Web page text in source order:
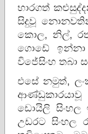
භාරගත්
සිදුවූ
කොල, නිල්, රතු
ගොඩේ ඉන්නා
විජේසිංහ තබා
එසේ නමුත්,
ඩොයිලි සිංහල
උඩරට සිංහල